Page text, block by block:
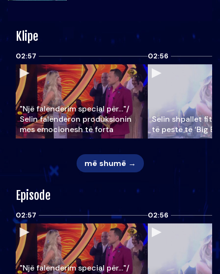
Klipe
02:57
"Një falenderim special për…"/
Selin falënderon produksionin
mes emocionesh të forta
02:56
Selin shpallet
të pestë të ‘Big
më shumë →
Episode
02:57
"Një falenderim special për…"/
02:56